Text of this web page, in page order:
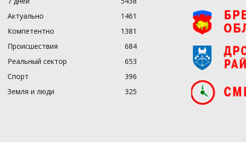
Актуально
1461
Компетентно
1381
Происшествия
684
Реальный сектор
653
Спорт
396
Земля и люди
325